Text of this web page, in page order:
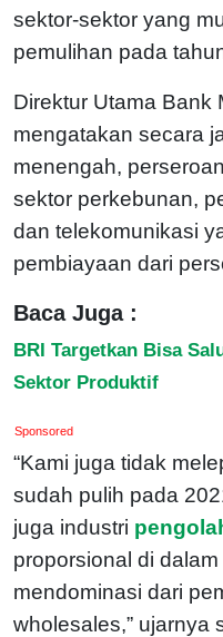
sektor-sektor yang
pemulihan pada
Direktur Utama Bank
mengatakan secara
menengah,
sektor perkebunan,
dan telekomunikasi
pembiayaan dari
Baca Juga :
BRI Targetkan Bisa
Sektor Produktif
Sponsored
“Kami juga tidak
sudah pulih pada
juga industri
proporsional di
mendominasi dari
wholesales,” ujarnya